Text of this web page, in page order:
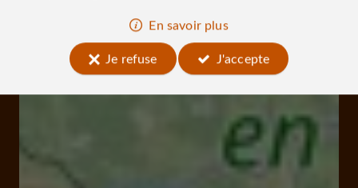
En savoir plus
Je refuse
J'accepte